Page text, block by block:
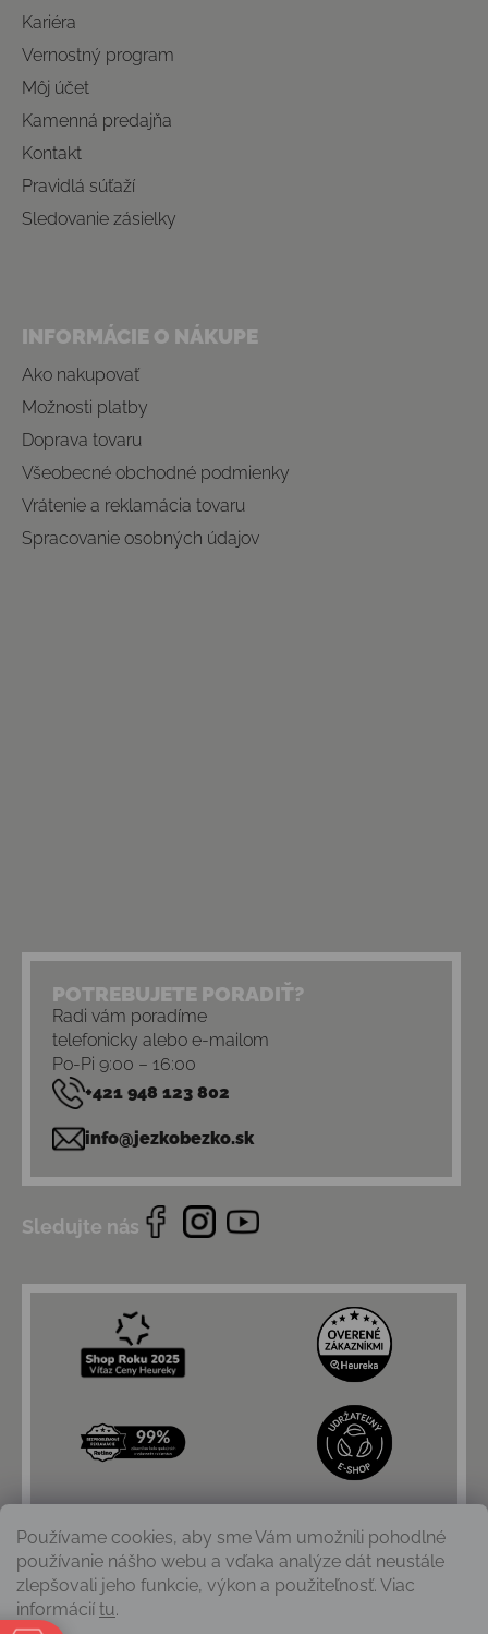
Používame cookies, aby sme Vám umožnili pohodlné
používanie nášho webu a vďaka analýze dát neustále
zlepšovali jeho funkcie, výkon a použiteľnosť. Viac
informácií tu.
Kariéra
Vernostný program
Môj účet
Kamenná predajňa
Kontakt
Pravidlá súťaží
Sledovanie zásielky
INFORMÁCIE O NÁKUPE
Ako nakupovať
Možnosti platby
Doprava tovaru
Všeobecné obchodné podmienky
Vrátenie a reklamácia tovaru
Spracovanie osobných údajov
POTREBUJETE PORADIŤ?
Radi vám poradíme
telefonicky alebo e-mailom
Po-Pi 9:00 – 16:00
+421 948 123 802
info@jezkobezko.sk
Sledujte nás